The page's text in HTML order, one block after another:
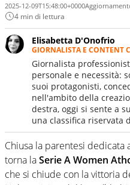
2025-12-09T15:48:00+0000
4 min di lettura
Elisabetta D'Onofrio
GIORNALISTA E CONTENT
Giornalista
personale e necessità:
suoi protagonisti,
nell'ambito della
destra, oggi si sente a
una classifica riservata
Chiusa la parentesi dedicata
torna laSerie A Women
che si chiude con la vittoria